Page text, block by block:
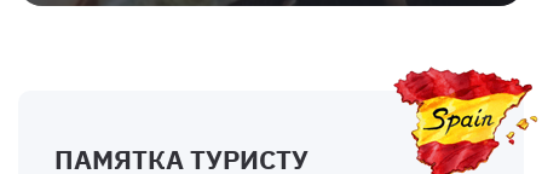
ПАМЯТКА ТУРИСТУ